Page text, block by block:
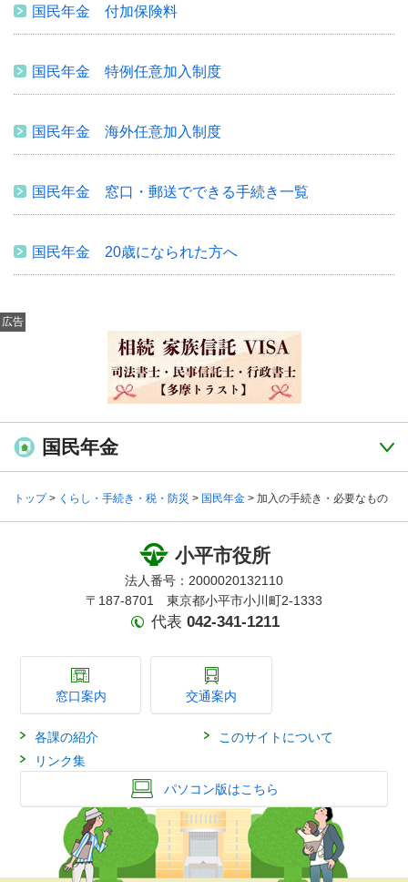
国民年金 付加保険料
国民年金 特例任意加入制度
国民年金 海外任意加入制度
国民年金 窓口・郵送でできる手続き一覧
国民年金 20歳になられた方へ
広告
国民年金
トップ> くらし・手続き・税・防災 > 国民年金 > 加入の手続き・必要なもの
小平市役所
法人番号：2000020132110
〒187-8701 東京都小平市小川町2-1333
代表 042-341-1211
窓口案内 交通案内
各課の紹介
このサイトについて
リンク集
パソコン版はこちら